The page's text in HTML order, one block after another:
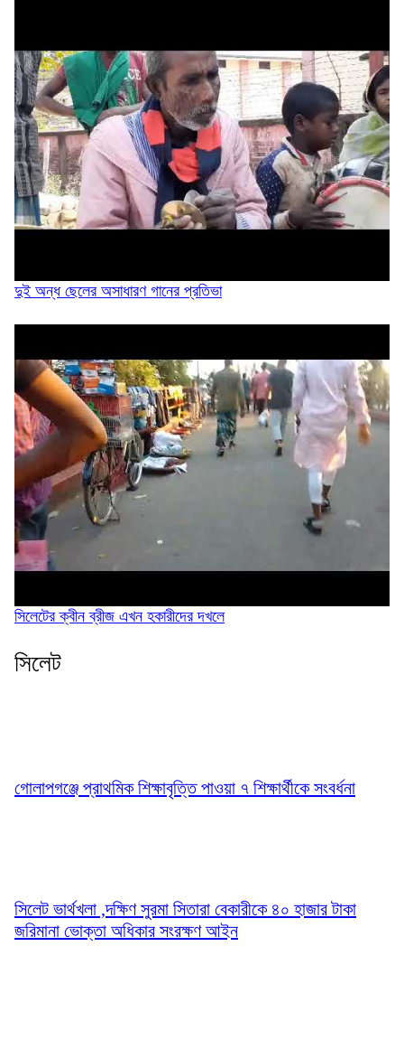
আড়াল করে কিনব্রিজ ‘আই লাভ সিলেট’ সাইনেজ...
সিলেট মহানগর বিএনপির সভাপতির দায়িত্বে ফিরলেন...
মনু সেচ প্রকল্পের জলাবদ্ধতা নিরসনের দাবিতে...
দুই অন্ধ ছেলের অসাধারণ গানের প্রতিভা
সিলেটের ক্বীন ব্রীজ এখন হকারীদের দখলে
সিলেট
গোলাপগঞ্জে প্রাথমিক শিক্ষাবৃত্তি পাওয়া ৭ শিক্ষার্থীকে সংবর্ধনা
সিলেট ভার্থখলা ,দক্ষিণ সুরমা সিতারা বেকারীকে ৪০ হাজার টাকা
জরিমানা ভোক্তা অধিকার সংরক্ষণ আইন